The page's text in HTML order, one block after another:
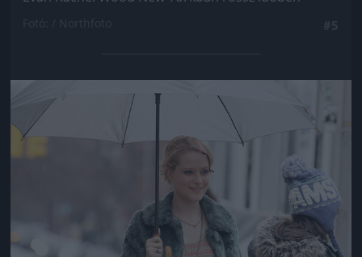
Jön még kép!